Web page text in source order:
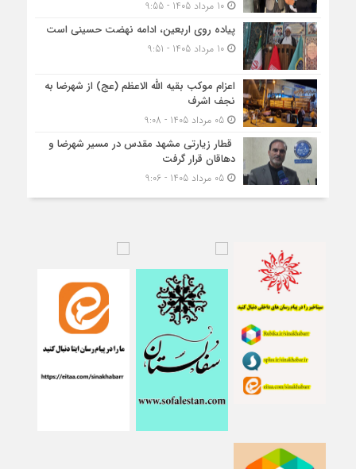
10 مرداد 1405 - 9:55
پیاده روی اربعین، ادامه نهضت حسینی است
10 مرداد 1405 - 9:51
اعزام موکب بقیه الله الاعظم (عج) از شهرضا به
نجف اشرف
05 مرداد 1405 - 9:08
قطار زیارتی مشهد مقدس در مسیر شهرضا و
دهاقان قرار گرفت
05 مرداد 1405 - 9:06